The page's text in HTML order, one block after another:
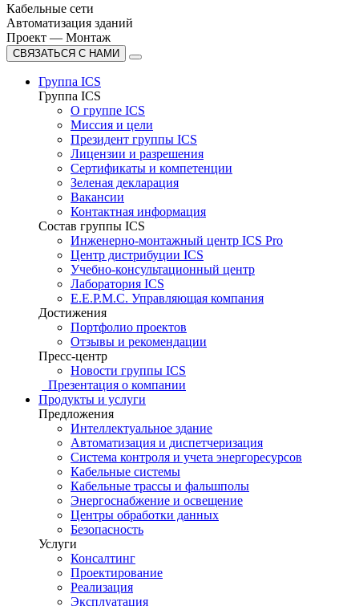
Кабельные сети
Автоматизация зданий
Проект — Монтаж
СВЯЗАТЬСЯ С НАМИ
Группа ICS
Группа ICS
О группе ICS
Миссия и цели
Президент группы ICS
Лицензии и разрешения
Сертификаты и компетенции
Зеленая декларация
Вакансии
Контактная информация
Состав группы ICS
Инженерно-монтажный центр ICS Pro
Центр дистрибуции ICS
Учебно-консультационный центр
Лаборатория ICS
E.E.P.M.C. Управляющая компания
Достижения
Портфолио проектов
Отзывы и рекомендации
Пресс-центр
Новости группы ICS
Презентация о компании
Продукты и услуги
Предложения
Интеллектуальное здание
Автоматизация и диспетчеризация
Система контроля и учета энергоресурсов
Кабельные системы
Кабельные трассы и фальшполы
Энергоснабжение и освещение
Центры обработки данных
Безопасность
Услуги
Консалтинг
Проектирование
Реализация
Эксплуатация